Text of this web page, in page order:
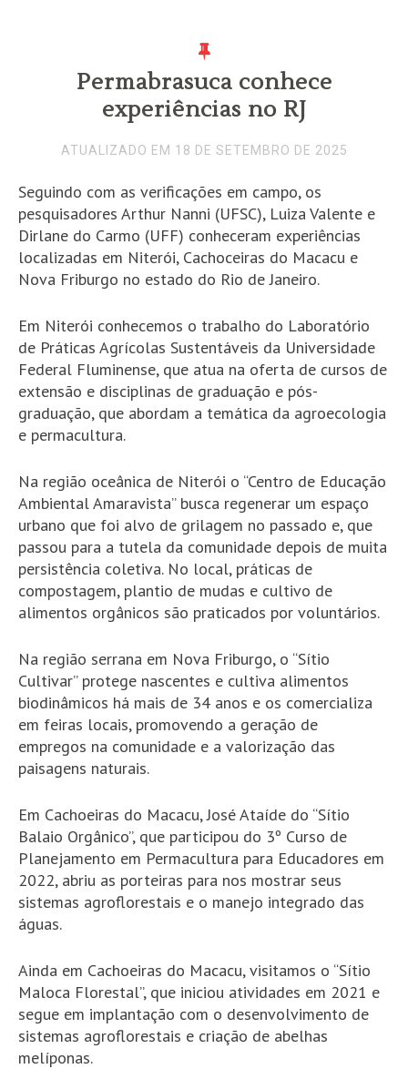
Permabrasuca conhece
experiências no RJ
ATUALIZADO EM 18 DE SETEMBRO DE 2025
Seguindo com as verificações em campo, os
pesquisadores Arthur Nanni (UFSC), Luiza Valente e
Dirlane do Carmo (UFF) conheceram experiências
localizadas em Niterói, Cachoceiras do Macacu e
Nova Friburgo no estado do Rio de Janeiro.
Em Niterói conhecemos o trabalho do Laboratório
de Práticas Agrícolas Sustentáveis da Universidade
Federal Fluminense, que atua na oferta de cursos de
extensão e disciplinas de graduação e pós-
graduação, que abordam a temática da agroecologia
e permacultura.
Na região oceânica de Niterói o “Centro de Educação
Ambiental Amaravista” busca regenerar um espaço
urbano que foi alvo de grilagem no passado e, que
passou para a tutela da comunidade depois de muita
persistência coletiva. No local, práticas de
compostagem, plantio de mudas e cultivo de
alimentos orgânicos são praticados por voluntários.
Na região serrana em Nova Friburgo, o “Sítio
Cultivar” protege nascentes e cultiva alimentos
biodinâmicos há mais de 34 anos e os comercializa
em feiras locais, promovendo a geração de
empregos na comunidade e a valorização das
paisagens naturais.
Em Cachoeiras do Macacu, José Ataíde do “Sítio
Balaio Orgânico”, que participou do 3º Curso de
Planejamento em Permacultura para Educadores em
2022, abriu as porteiras para nos mostrar seus
sistemas agroflorestais e o manejo integrado das
águas.
Ainda em Cachoeiras do Macacu, visitamos o “Sítio
Maloca Florestal”, que iniciou atividades em 2021 e
segue em implantação com o desenvolvimento de
sistemas agroflorestais e criação de abelhas
melíponas.